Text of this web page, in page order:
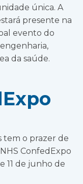
única. A
presente na
evento do
da saúde.
tem o prazer de
ConfedExpo
11 de junho de